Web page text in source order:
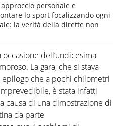
personale e
lo sport focalizzando ogni
la verità della dirette non
dell’undicesima
La gara, che si stava
che a pochi chilometri
è stata infatti
causa di una dimostrazione di
da parte